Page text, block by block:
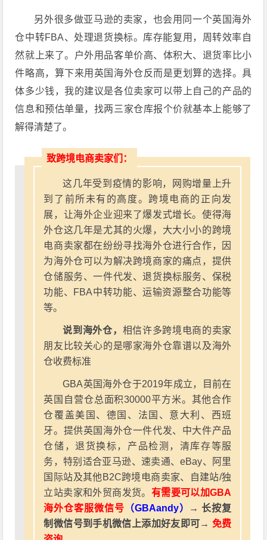
另外很多做亚马逊的卖家，也会用同一个英国海外
仓中转FBA、处理退货换标。库存能复用，周转效率自
然就上来了。户外用品客单价高、体积大、退货率比小
件略高，算下来用英国海外仓反而是更划算的选择。具
体多少钱，我的建议是各位卖家可以带上自己的产品的
信息和预估单量，找两三家仓库报个价就基本上能够了
解得清楚了。
致跨境电商卖家们：
这几年受到疫情的影响，网购增量上升
到了前所未有的高度。跨境电商的正向发
展，让海外企业迎来了爆发式增长。使得海
外仓这几年是尤其的火爆，大大小小的跨境
电商卖家都在纷纷寻找海外仓进行合作，因
为海外仓可以为解决跨境商家的痛点，提供
仓储服务、一件代发、退货换标服务、保税
功能、FBA中转功能、运输资源整合功能等
等。
说到海外仓， 相信许多跨境电商的卖家
朋友比较关心的是哪家海外仓靠谱以及海外
仓收费标准
GBA英国海外仓于2019年成立，目前在
英国自营仓总面积30000平方米。其他合作
仓覆盖美国、德国、法国、意大利、西班
牙。提供英国海外仓一件代发、中大件产品
仓储，退货换标，产品检测，清库存等服
务，特别适合亚马逊、速卖通、eBay、阿里
国际站及其他B2C跨境电商卖家、自建站/独
立站卖家和外贸商发货。 有需要可以加GBA
海外仓客服微信号 （GBAandy）
→ 长按复
制微信号到手机微信上添加好友即可→ 免费